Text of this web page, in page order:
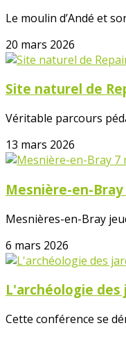
Le moulin d’Andé et
20 mars 2026
Site naturel de
Véritable parcours
13 mars 2026
Mesnière-en-Bray
Mesnières-en-Bray
6 mars 2026
L'archéologie des
Cette conférence se